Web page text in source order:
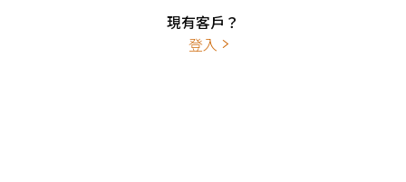
現有客戶？
登入